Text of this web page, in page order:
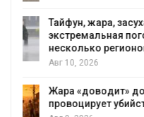
Приток
Камы в
почти в
Евросоюз